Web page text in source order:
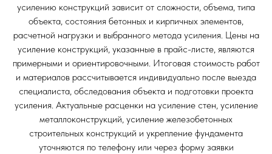
усилению конструкций зависит от сложности, объема, типа
объекта, состояния бетонных и кирпичных элементов,
расчетной нагрузки и выбранного метода усиления. Цены на
усиление конструкций, указанные в прайс-листе, являются
примерными и ориентировочными. Итоговая стоимость работ
и материалов рассчитывается индивидуально после выезда
специалиста, обследования объекта и подготовки проекта
усиления. Актуальные расценки на усиление стен, усиление
металлоконструкций, усиление железобетонных
строительных конструкций и укрепление фундамента
уточняются по телефону или через форму заявки